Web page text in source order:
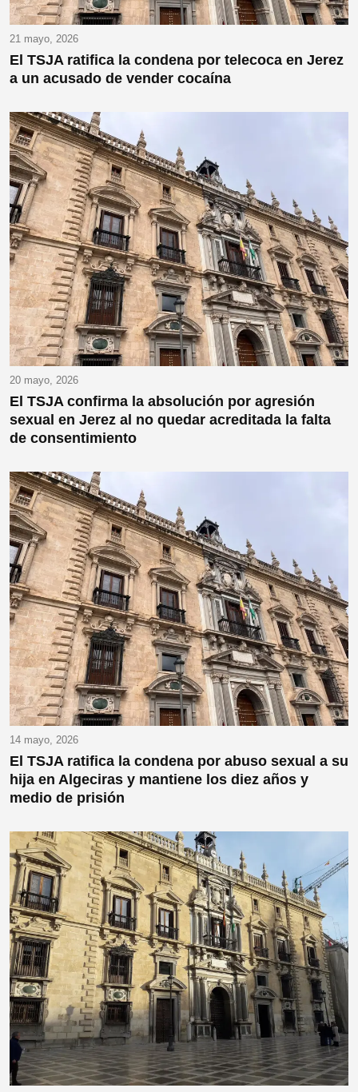
21 mayo, 2026
El TSJA ratifica la condena por telecoca en Jerez
a un acusado de vender cocaína
20 mayo, 2026
El TSJA confirma la absolución por agresión
sexual en Jerez al no quedar acreditada la falta
de consentimiento
14 mayo, 2026
El TSJA ratifica la condena por abuso sexual a su
hija en Algeciras y mantiene los diez años y
medio de prisión